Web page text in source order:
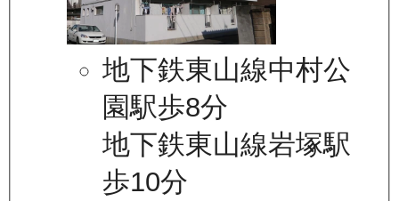
地下鉄東山線中村公
園駅歩8分
地下鉄東山線岩塚駅
歩10分